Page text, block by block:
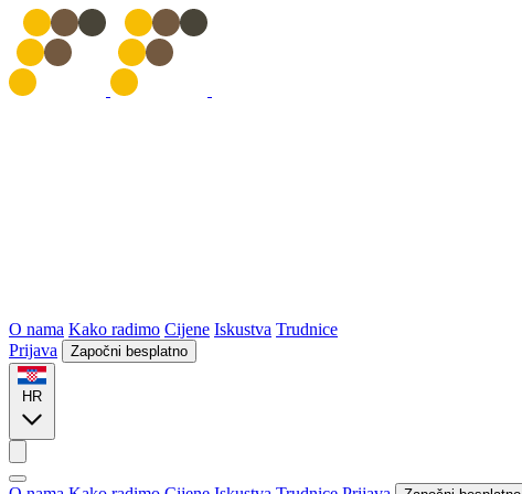
O nama Kako radimo Cijene Iskustva Trudnice
Prijava
Započni besplatno
HR